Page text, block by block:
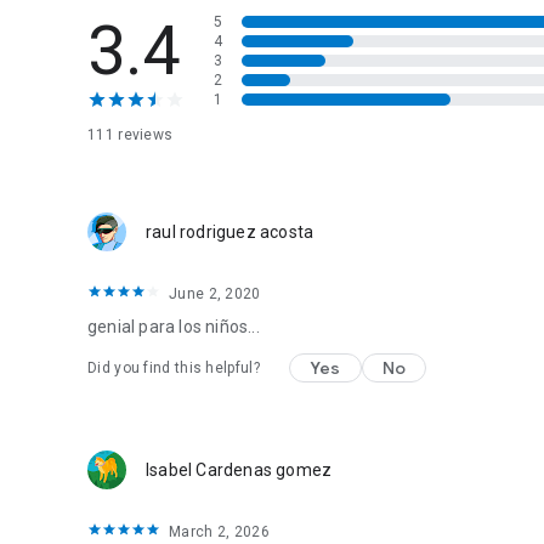
3.4
111 reviews
5
4
3
2
1
raul rodriguez acosta
June 2, 2020
genial para los niños...
Did you find this helpful? Yes No
Isabel Cardenas gomez
March 2, 2026